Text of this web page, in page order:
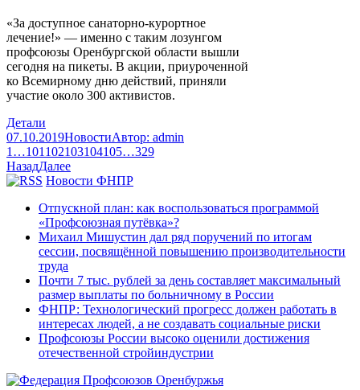
«За доступное санаторно-курортное
лечение!» — именно с таким лозунгом
профсоюзы Оренбургской области вышли
сегодня на пикеты. В акции, приуроченной
ко Всемирному дню действий, приняли
участие около 300 активистов.
Детали
07.10.2019НовостиАвтор: admin
1 …101 102103104105…329
НазадДалее
Новости ФНПР
Отпускной план: как воспользоваться программой
«Профсоюзная путёвка»?
Михаил Мишустин дал ряд поручений по итогам
сессии, посвящённой повышению производительности
труда
Почти 7 тыс. рублей за день составляет максимальный
размер выплаты по больничному в России
ФНПР: Технологический прогресс должен работать в
интересах людей, а не создавать социальные риски
Профсоюзы России высоко оценили достижения
отечественной стройиндустрии